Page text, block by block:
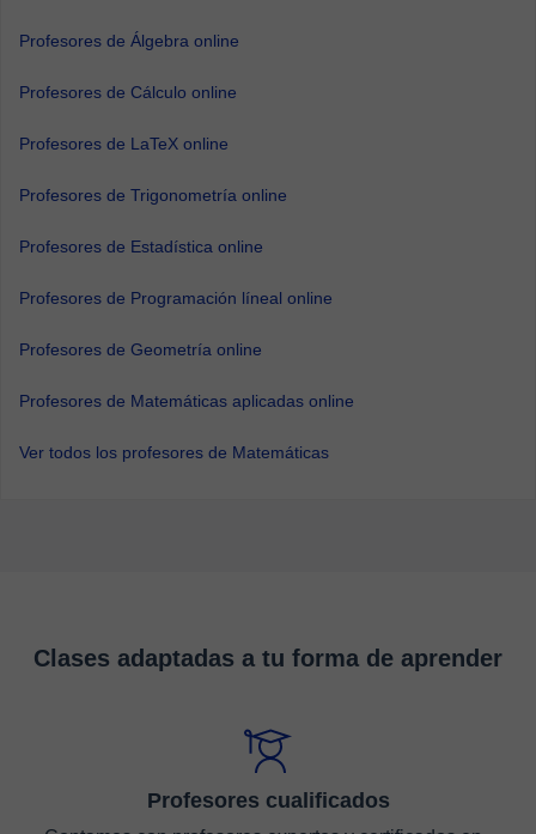
Profesores de Álgebra online
Profesores de Cálculo online
Profesores de LaTeX online
Profesores de Trigonometría online
Profesores de Estadística online
Profesores de Programación líneal online
Profesores de Geometría online
Profesores de Matemáticas aplicadas online
Ver todos los profesores de Matemáticas
Clases adaptadas a tu forma de aprender
Profesores cualificados